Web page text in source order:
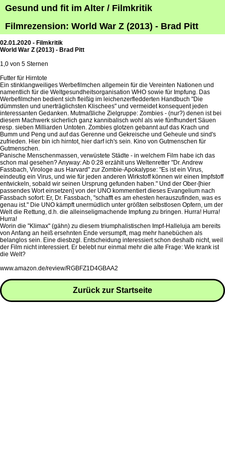
Gesund und fit im Alter / Filmkritik
Filmrezension: World War Z (2013) - Brad Pitt
02.01.2020 - Filmkritik
World War Z (2013) - Brad Pitt
1,0 von 5 Sternen
Futter für Hirntote
Ein stinklangweiliges Werbefilmchen allgemein für die Vereinten Nationen und
namentlich für die Weltgesundheitsorganisation WHO sowie für Impfung. Das
Werbefilmchen bedient sich fleißig im leichenzerfledderten Handbuch "Die
dümmsten und unerträglichsten Klischees" und vermeidet konsequent jeden
interessanten Gedanken. Mutmaßliche Zielgruppe: Zombies - (nur?) denen ist bei
diesem Machwerk sicherlich ganz kannibalisch wohl als wie fünfhundert Säuen
resp. sieben Milliarden Untoten. Zombies glotzen gebannt auf das Krach und
Bumm und Peng und auf das Gerenne und Gekreische und Geheule und sind's
zufrieden. Hier bin ich hirntot, hier darf ich's sein. Kino von Gutmenschen für
Gutmenschen.
Panische Menschenmassen, verwüstete Städte - in welchem Film habe ich das
schon mal gesehen? Anyway: Ab 0:28 erzählt uns Weltenretter "Dr. Andrew
Fassbach, Virologe aus Harvard" zur Zombie-Apokalypse: "Es ist ein Virus,
eindeutig ein Virus, und wie für jeden anderen Wirkstoff können wir einen Impfstoff
entwickeln, sobald wir seinen Ursprung gefunden haben." Und der Ober-[hier
passendes Wort einsetzen] von der UNO kommentiert dieses Evangelium nach
Fassbach sofort: Er, Dr. Fassbach, "schafft es am ehesten herauszufinden, was es
genau ist." Die UNO kämpft unermüdlich unter größten selbstlosen Opfern, um der
Welt die Rettung, d.h. die alleinseligmachende Impfung zu bringen. Hurra! Hurra!
Hurra!
Worin die "Klimax" (gähn) zu diesem triumphalistischen Impf-Halleluja am bereits
von Anfang an heiß ersehnten Ende versumpft, mag mehr hanebüchen als
belanglos sein. Eine diesbzgl. Entscheidung interessiert schon deshalb nicht, weil
der Film nicht interessiert. Er belebt nur einmal mehr die alte Frage: Wie krank ist
die Welt?
www.amazon.de/review/RGBFZ1D4GBAA2
Zurück zur Startseite